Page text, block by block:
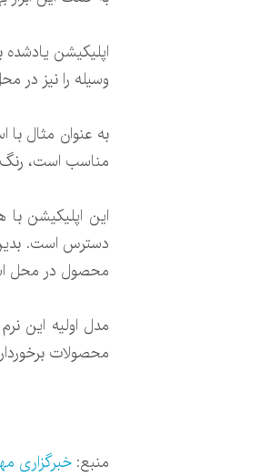
وسیله را نیز در
به عنوان مثال
مناسب است، رنگ
این اپلیکیشن
دسترس است. بدین
محصول در محل
محصولات
منبع: خبرگزاری